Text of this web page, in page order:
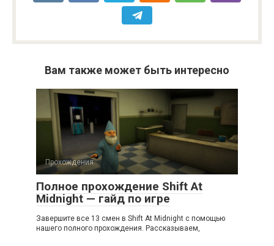
Вам также может быть интересно
Прохождения
Полное прохождение Shift At
Midnight — гайд по игре
Завершите все 13 смен в Shift At Midnight с помощью
нашего полного прохождения. Рассказываем,